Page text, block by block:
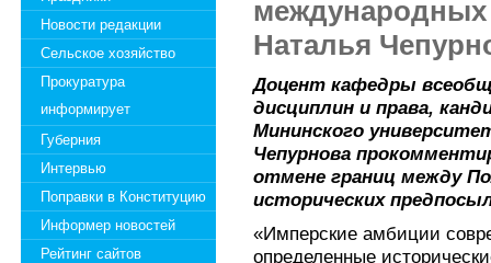
Новости редакции
Сельское хозяйство
Прокуратура
информирует
Губерния
Интервью
Поправки в Конституцию
Информер новостей
Рейтинг сайтов
международных
Наталья
Доцент кафедры
дисциплин и права,
Мининского
Чепурнова
отмене границ между
исторических
«Имперские амбиции
определенные